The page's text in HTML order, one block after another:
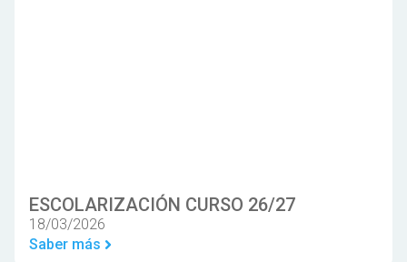
ESCOLARIZACIÓN CURSO 26/27
18/03/2026
Saber más